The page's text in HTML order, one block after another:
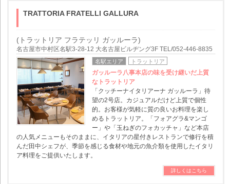
TRATTORIA FRATELLI GALLURA
(トラットリア フラテッリ ガッルーラ)
名古屋市中村区名駅3-28-12 大名古屋ビルヂング3F TEL/052-446-8835
名駅エリア トラットリア
ガッルーラ八事本店の味を受け継いだ上質
なトラットリア
「クッチーナイタリアーナ ガッルーラ」待
望の2号店。カジュアルだけど上質で個性
的。お客様が気軽に質の良いお料理を楽し
めるトラットリア。「フォアグラ&マンゴ
ー」や「玉ねぎのフォカッチャ」など本店
の人気メニューもそのままに、イタリアの星付きレストランで修行を積
んだ田中シェフが、季節を感じる食材や地元の魚介類を使用したイタリ
ア料理をご提供いたします。
詳しくはこちら